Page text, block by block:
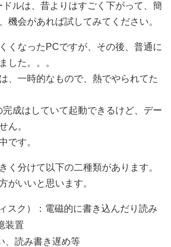
ルは、昔よりはすごく下がって、簡
機会があれば試してみてください。
くなったPCですが、その後、普通に
した。。。
、一時的なもので、熱でやられてた
成はしていて起動できるけど、デー
ん。
です。
く分けて以下の二種類があります。
がいいと思います。
スク）：電磁的に書き込んだり読み
装置
、読み書き遅め等